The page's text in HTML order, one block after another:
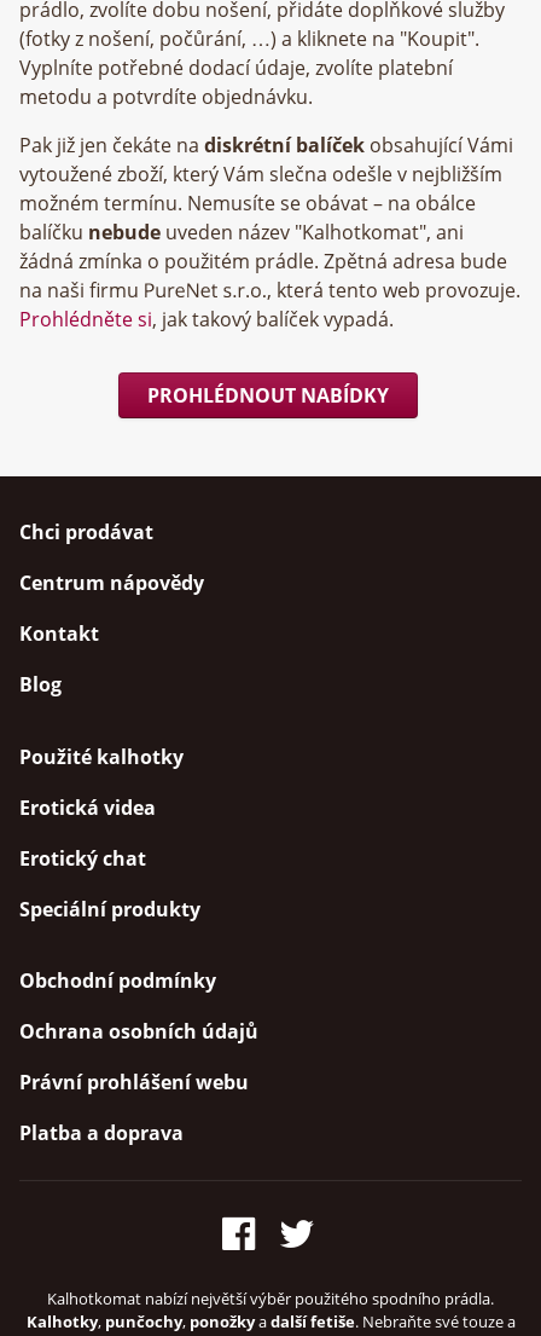
prádlo, zvolíte dobu nošení, přidáte doplňkové služby
(fotky z nošení, počůrání, …) a kliknete na "Koupit".
Vyplníte potřebné dodací údaje, zvolíte platební
metodu a potvrdíte objednávku.
Pak již jen čekáte na diskrétní balíček obsahující Vámi
vytoužené zboží, který Vám slečna odešle v nejbližším
možném termínu. Nemusíte se obávat – na obálce
balíčku nebude uveden název "Kalhotkomat", ani
žádná zmínka o použitém prádle. Zpětná adresa bude
na naši firmu
, která tento web provozuje.
Prohlédněte si, jak takový balíček vypadá.
PROHLÉDNOUT NABÍDKY
Chci prodávat
Centrum nápovědy
Kontakt
Blog
Použité kalhotky
Erotická videa
Erotický chat
Speciální produkty
Obchodní podmínky
Ochrana osobních údajů
Právní prohlášení webu
Platba a doprava
Kalhotkomat nabízí největší výběr použitého spodního prádla.
Kalhotky, punčochy, ponožkyadalší fetiše. Nebraňte své touze a